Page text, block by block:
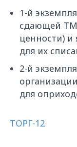
1-й
сдающей
ценности) и
для их
2-й
для
ТОРГ-12